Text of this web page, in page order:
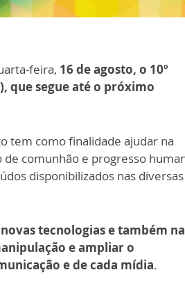
feira, 16 de agosto, o 10º
que segue até o próximo
tem como finalidade ajudar na
comunhão e progresso
disponibilizados nas diversas
tecnologias e também na
e ampliar o
e de cada mídia.